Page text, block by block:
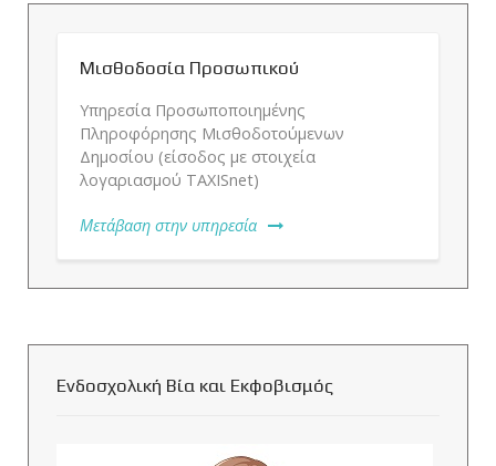
Μισθοδοσία Προσωπικού
Υπηρεσία Προσωποποιημένης
Πληροφόρησης Μισθοδοτούμενων
Δημοσίου (είσοδος με στοιχεία
λογαριασμού TAXISnet)
Μετάβαση στην υπηρεσία
Ενδοσχολική Βία και Εκφοβισμός